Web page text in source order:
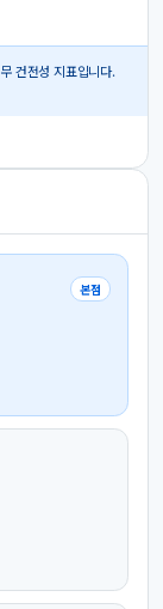
건전성 지표입니다.
본점